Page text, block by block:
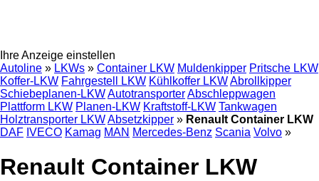
Ihre Anzeige einstellen
Autoline » LKWs » Container LKW Muldenkipper Pritsche LKW
Koffer-LKW Fahrgestell LKW Kühlkoffer LKWAbrollkipper
Schiebeplanen-LKWAutotransporterAbschleppwagen
Plattform LKW Planen-LKW Kraftstoff-LKW Tankwagen
Holztransporter LKWAbsetzkipper » Renault Container LKW
DAF IVECO Kamag MAN Mercedes-Benz Scania Volvo »
Renault Container LKW